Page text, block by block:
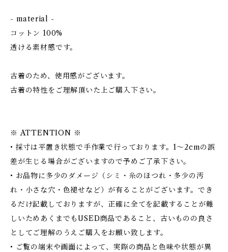
- material -
コットン 100%
透ける素材感です。
古着のため、使用感がございます。
古着の特性をご理解頂いた上ご購入下さい。
※ ATTENTION ※
• 採寸は平置き状態で手作業で行っております。1～2cmの誤
差が生じる場合がございますので予めご了承下さい。
• お品物に多少のダメージ（シミ・糸のほつれ・多少の汚
れ・小さな穴・色褪せなど）が有ることがございます。でき
るだけ記載しておりますが、正確に全てを記載することが難
しいためあくまでもUSED商品であること、古いものの良さ
としてご理解のうえご購入をお願い致します。
• ご覧の端末や画面によって、実際の商品と色味や状態が異